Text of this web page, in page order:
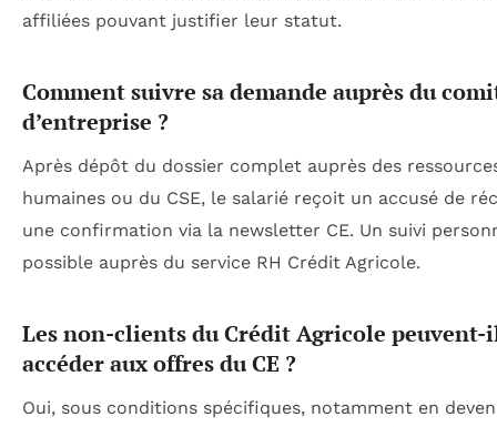
affiliées pouvant justifier leur statut.
Comment suivre sa demande auprès du
d’entreprise ?
Après dépôt du dossier complet auprès des
humaines ou du CSE, le salarié reçoit un accusé de
une confirmation via la newsletter CE. Un suivi
possible auprès du service RH Crédit Agricole.
Les non-clients du Crédit Agricole peuvent-
accéder aux offres du CE ?
Oui, sous conditions spécifiques, notamment en